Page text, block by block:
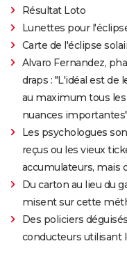
Résultat Loto
Lunettes pour
Carte de l'éclipse
Alvaro Fernandez,
draps : "L'idéal est de
au maximum tous les
nuances importantes"
Les psychologues
reçus ou les vieux
accumulateurs, mais
Du carton au lieu du
misent sur cette
Des policiers
conducteurs utilisant